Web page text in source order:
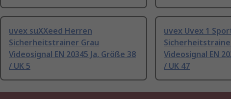
uvex suXXeed Herren
Sicherheitstrainer Grau
Videosignal EN 20345 Ja, Größe 38
/ UK 5
uvex Uvex 1
Videosignal EN
/ UK 47